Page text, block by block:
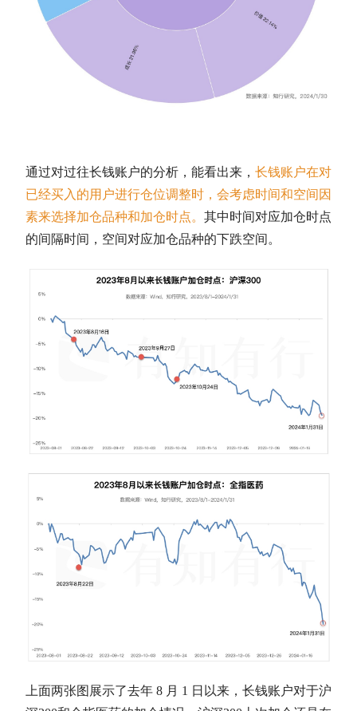
通过对过往长钱账户的分析，能看出来， 长钱账户在对
已经买入的用户进行仓位调整时，会考虑时间和空间因
素来选择加仓品种和加仓时点。 其中时间对应加仓时点
的间隔时间，空间对应加仓品种的下跌空间。
上面两张图展示了去年 8 月 1 日以来，长钱账户对于沪